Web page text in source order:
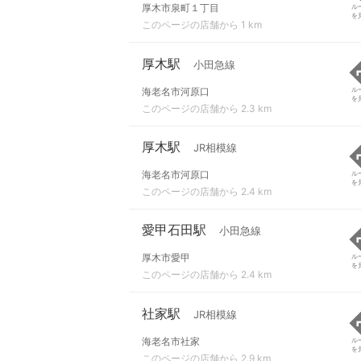
厚木市泉町１丁目
このページの店舗から 1 km
ル
を
厚木駅 小田急線
海老名市河原口
このページの店舗から 2.3 km
ル
を
厚木駅 JR相模線
海老名市河原口
このページの店舗から 2.4 km
ル
を
愛甲石田駅 小田急線
厚木市愛甲
このページの店舗から 2.4 km
ル
を
社家駅 JR相模線
海老名市社家
このページの店舗から 2.9 km
ル
を